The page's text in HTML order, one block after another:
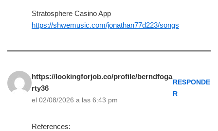
Stratosphere Casino App
https://shwemusic.com/jonathan77d223/songs
https://lookingforjob.co/profile/berndfoga
rty36
el 02/08/2026 a las 6:43 pm
RESPONDE
R
References: